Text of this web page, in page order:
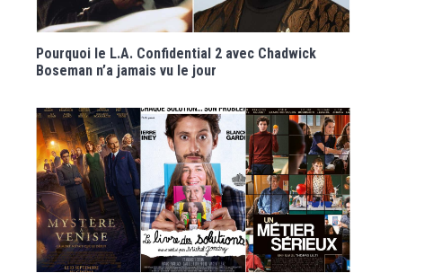
Pourquoi le L.A. Confidential 2 avec Chadwick
Boseman n’a jamais vu le jour